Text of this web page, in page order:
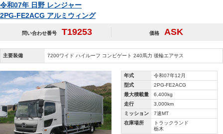
令和07年 日野 レンジャー
2PG-FE2ACG アルミウィング
問い合わせ番号 T19253 価格 ASK
主要装備 7200ワイド ハイルーフ コンビゲート 240馬力 後輪エアサス
年式
令和07年12月
型式
2PG-FE2ACG
最大積載量
6,400kg
走行
3,000km
ミッション
7速MT
在庫場所
トラックランド
栃木